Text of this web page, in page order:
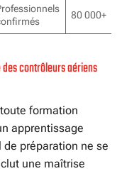
80 000+
contrôleurs aériens
formation
apprentissage
préparation ne se
une maîtrise